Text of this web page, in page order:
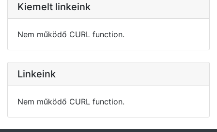
Kiemelt linkeink
Nem működő CURL function.
Linkeink
Nem működő CURL function.